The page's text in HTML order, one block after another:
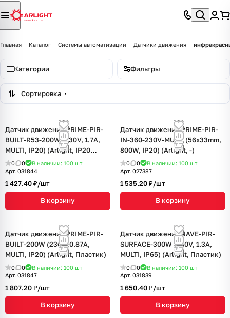
Главная Каталог Системы автоматизации Датчики движения
Категории Фильтры
Сортировка
Датчик движения PRIME-PIR-
BUILT-R53-200W (230V, 1.7A,
MULTI, IP20) (Arlight, IP20
Пластик, 2 года)
0 0 В наличии: 100 шт
Арт. 031844
1 427.40 ₽/шт
В корзину
Датчик движения PRIME-PIR-
IN-360-230V-MULTI (56x33mm,
800W, IP20) (Arlight, -)
0 0 В наличии: 100 шт
Арт. 027387
1 535.20 ₽/шт
В корзину
Датчик движения PRIME-PIR-
BUILT-200W (230V, 0.87A,
MULTI, IP20) (Arlight, Пластик)
0 0 В наличии: 100 шт
Арт. 031847
1 807.20 ₽/шт
В корзину
Датчик движения NAVE-PIR-
SURFACE-300W (230V, 1.3A,
MULTI, IP65) (Arlight, Пластик)
0 0 В наличии: 100 шт
Арт. 031839
1 650.40 ₽/шт
В корзину